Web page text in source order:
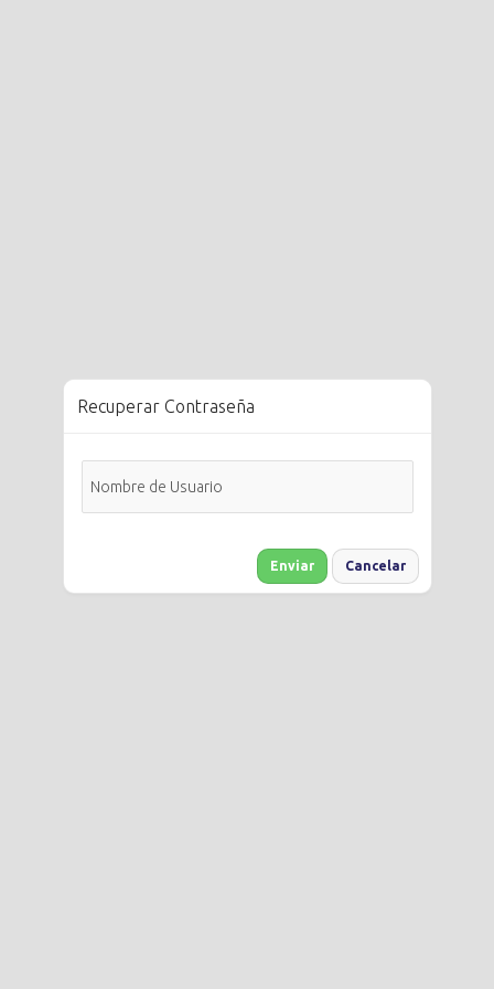
Recuperar Contraseña
Nombre de Usuario
Enviar Cancelar